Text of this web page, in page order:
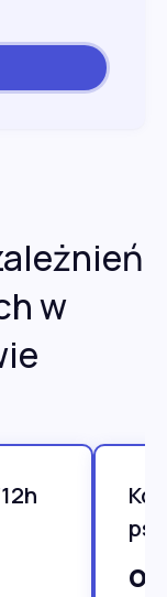
w